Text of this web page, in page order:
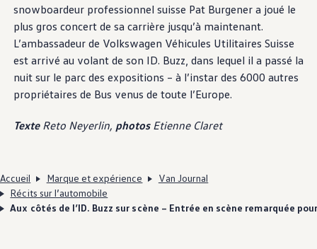
snowboardeur professionnel suisse Pat Burgener a joué le
plus gros concert de sa carrière jusqu’à maintenant.
L’ambassadeur de Volkswagen Véhicules Utilitaires Suisse
est arrivé au volant de son ID. Buzz, dans lequel il a passé la
nuit sur le parc des expositions – à l’instar des 6000 autres
propriétaires de Bus venus de toute l’Europe.
TexteReto Neyerlin, photosEtienne Claret
Accueil Marque et expérience
Van Journal
Récits sur l’automobile
Aux côtés de l’ID. Buzz sur scène – Entrée en scène remarquée